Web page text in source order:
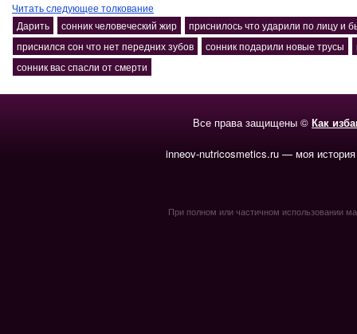
Читать следующее толкование
Дарить
сонник человеческий жир
приснилось что ударили по лицу и
приснился сон что нет передних зубов
сонник подарили новые трусы
сонник вас спасли от смерти
Все права защищены © Как
inneov-nutricosmetics.ru — моя
При полном или частичном использовании